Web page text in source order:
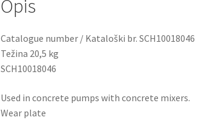
Opis
Catalogue number / Kataloški br. SCH10018046
Težina 20,5 kg
SCH10018046
Used in concrete pumps with concrete mixers.
Wear plate